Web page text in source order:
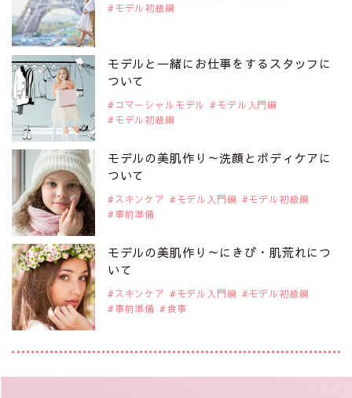
2019年9月29日
注目モデルを1名追加いたしました。
是非ご覧ください。
注目モデル イーランさん
2019年9月29日
注目モデルを1名追加いたしました。
是非ご覧ください。
注目モデル 谷口蘭さん
2019年9月29日
注目モデルを1名追加いたしました。
是非ご覧ください。
注目モデル カーラ・デルヴィーニュ
2019年9月29日
注目モデルを1名追加いたしました。
モデル初級編
モデルと一緒にお仕事をするスタッフに
ついて
コマーシャルモデル
モデル入門編
モデル初級編
モデルの美肌作り～洗顔とボディケアに
ついて
スキンケア モデル入門編
モデル初級編
事前準備
モデルの美肌作り～にきび・肌荒れにつ
いて
スキンケア モデル入門編
モデル初級編
事前準備
食事